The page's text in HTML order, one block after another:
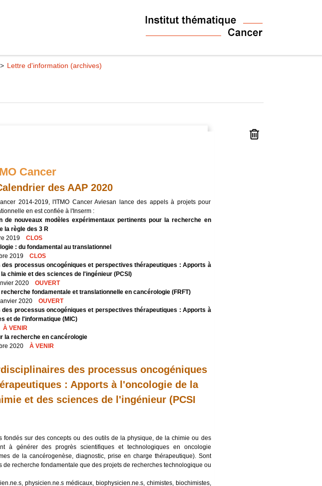
Lettre d'information (archives)
Cancer
des AAP 2020
2014-2019, l'ITMO Cancer Aviesan lance des appels à projets pour
en est confiée à l'Inserm :
de nouveaux modèles expérimentaux pertinents pour la recherche en
la règle des 3 R
2019 CLOS
: du fondamental au translationnel
2019
CLOS
processus oncogéniques et perspectives thérapeutiques : Apports à
chimie et des sciences de l'ingénieur (PCSI)
2020 OUVERT
fondamentale et translationnelle en cancérologie (FRFT)
2020 OUVERT
processus oncogéniques et perspectives thérapeutiques : Apports à
et de l'informatique (MIC)
À VENIR
la recherche en cancérologie
2020 À VENIR
des processus oncogéniques
: Apports à l'oncologie de la
et des sciences de l'ingénieur (PCSI
fondés sur des concepts ou des outils de la physique, de la chimie ou des
à générer des progrès scientifiques et technologiques en oncologie
de la cancérogenèse, diagnostic, prise en charge thérapeutique). Sont
de recherche fondamentale que des projets de recherches technologique ou
physicien.ne.s médicaux, biophysicien.ne.s, chimistes, biochimistes,